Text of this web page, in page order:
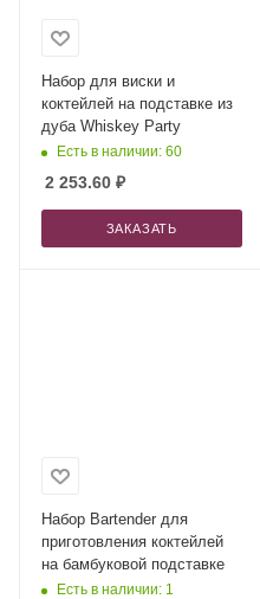
Набор для виски и
коктейлей на подставке из
дуба Whiskey Party
Есть в наличии: 60
2 253.60 ₽
ЗАКАЗАТЬ
Набор Bartender для
приготовления коктейлей
на бамбуковой подставке
Есть в наличии: 1